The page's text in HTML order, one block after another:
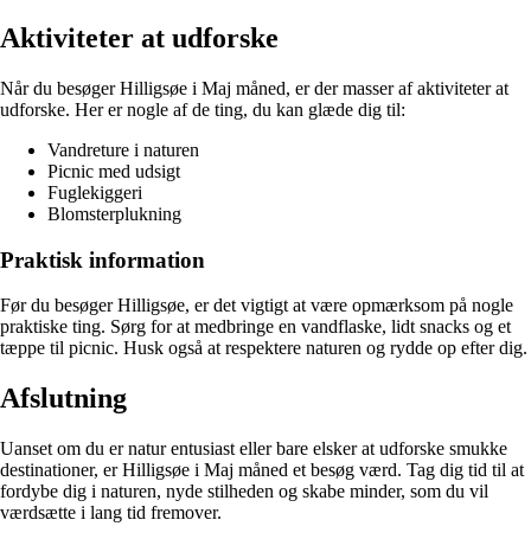
Aktiviteter at udforske
Når du besøger Hilligsøe i Maj måned, er der masser af aktiviteter at
udforske. Her er nogle af de ting, du kan glæde dig til:
Vandreture i naturen
Picnic med udsigt
Fuglekiggeri
Blomsterplukning
Praktisk information
Før du besøger Hilligsøe, er det vigtigt at være opmærksom på nogle
praktiske ting. Sørg for at medbringe en vandflaske, lidt snacks og et
tæppe til picnic. Husk også at respektere naturen og rydde op efter dig.
Afslutning
Uanset om du er natur entusiast eller bare elsker at udforske smukke
destinationer, er Hilligsøe i Maj måned et besøg værd. Tag dig tid til at
fordybe dig i naturen, nyde stilheden og skabe minder, som du vil
værdsætte i lang tid fremover.